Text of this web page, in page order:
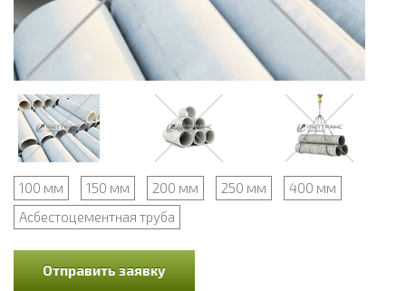
100 мм 150 мм 200 мм 250 мм
400 мм
Асбестоцементная труба
Отправить заявку